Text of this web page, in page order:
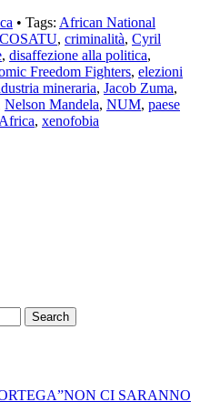
• Tags: African National
COSATU, criminalità, Cyril
, disaffezione alla politica,
Freedom Fighters, elezioni
mineraria, Jacob Zuma,
Nelson Mandela, NUM, paese
, xenofobia
CI SARANNO